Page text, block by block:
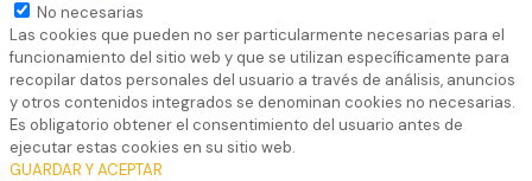
No necesarias
Las cookies que pueden no ser particularmente necesarias para el
funcionamiento del sitio web y que se utilizan específicamente para
recopilar datos personales del usuario a través de análisis, anuncios
y otros contenidos integrados se denominan cookies no necesarias.
Es obligatorio obtener el consentimiento del usuario antes de
ejecutar estas cookies en su sitio web.
GUARDAR Y ACEPTAR